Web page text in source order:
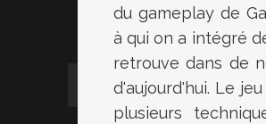
du gameplay de
à qui on a intégré
retrouve dans de
d'aujourd'hui. Le
plusieurs